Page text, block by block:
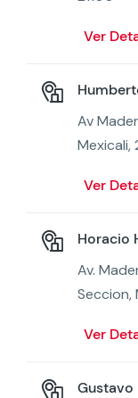
Ver
Av
Mexicali,
Ver
Horacio
Av.
Seccion,
Ver
Gustavo